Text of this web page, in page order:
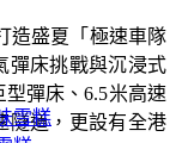
造盛夏「極速車隊
彈床挑戰與沉浸式
彈床、6.5米高速
隧道，更設有全港